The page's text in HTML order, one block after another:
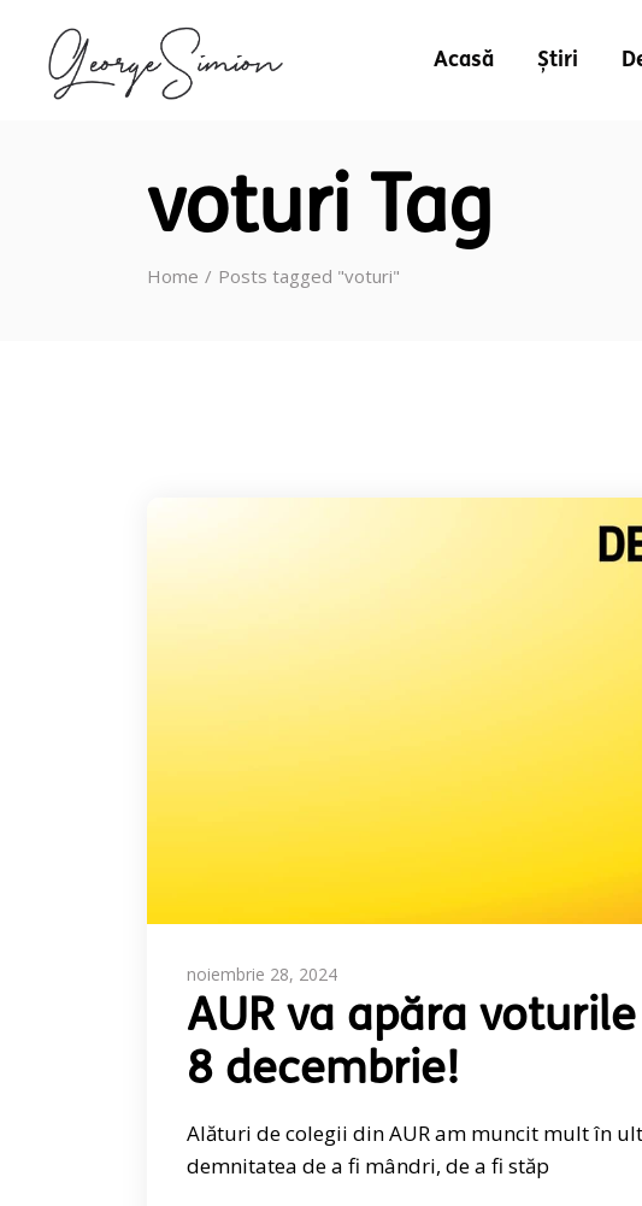
Acasă Știri
voturi Tag
Home Posts tagged "voturi"
noiembrie 28, 2024
AUR va apăra
8 decembrie!
Alături de colegii din AUR am muncit mult în
demnitatea de a fi mândri, de a fi stăp